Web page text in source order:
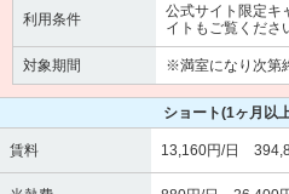
利用条件
公式サイト限定キ
イトもご覧くださ
対象期間 ※満室になり次第
ショート(1ヶ月以
賃料 13,160円/日